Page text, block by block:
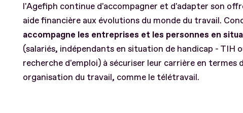
l'Agefiph continue d'accompagner et d'adapter son
aide financière aux évolutions du monde du travail.
accompagne les entreprises et les personnes en
(salariés, indépendants en situation de handicap - TIH
recherche d'emploi) à sécuriser leur carrière en termes
organisation du travail, comme le télétravail.